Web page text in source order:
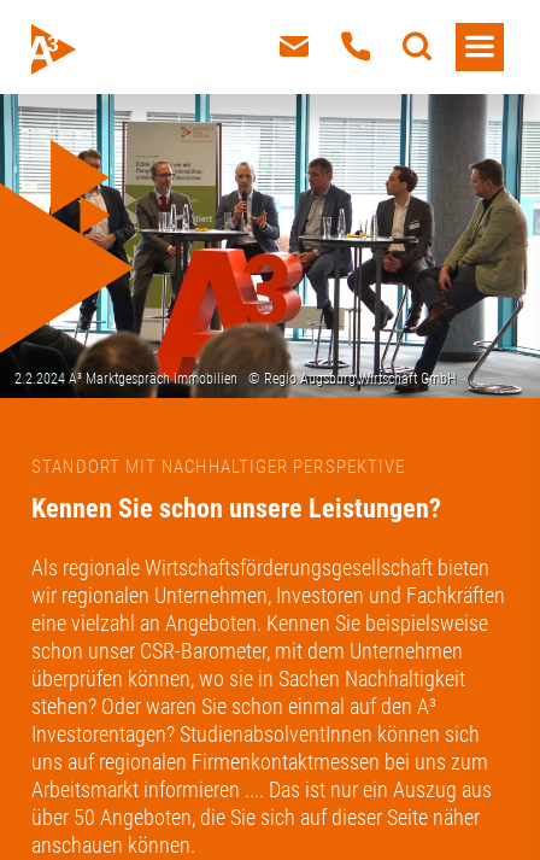
STANDORT MIT NACHHALTIGER PERSPEKTIVE
Kennen Sie schon unsere Leistungen?
Als regionale Wirtschaftsförderungsgesellschaft bieten
wir regionalen Unternehmen, Investoren und Fachkräften
eine vielzahl an Angeboten. Kennen Sie beispielsweise
schon unser CSR-Barometer, mit dem Unternehmen
überprüfen können, wo sie in Sachen Nachhaltigkeit
stehen? Oder waren Sie schon einmal auf den A³
Investorentagen? StudienabsolventInnen können sich
uns auf regionalen Firmenkontaktmessen bei uns zum
Arbeitsmarkt informieren .... Das ist nur ein Auszug aus
über 50 Angeboten, die Sie sich auf dieser Seite näher
anschauen können.